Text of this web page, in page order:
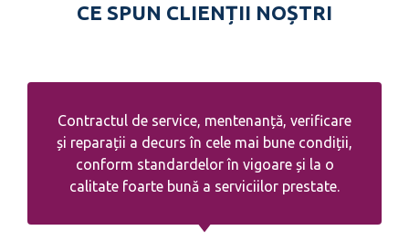
CE SPUN CLIENȚII NOȘTRI
Contractul de service, mentenanță, verificare
și reparații a decurs în cele mai bune condiții,
conform standardelor în vigoare și la o
calitate foarte bună a serviciilor prestate.